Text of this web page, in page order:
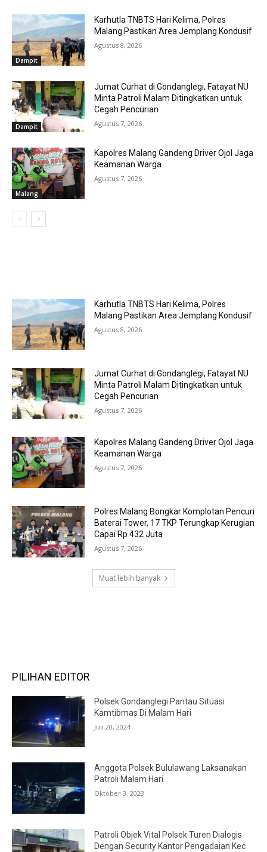
Dampit
Karhutla TNBTS Hari Kelima, Polres
Malang Pastikan Area Jemplang Kondusif
Agustus 8, 2026
Dampit
Jumat Curhat di Gondanglegi, Fatayat NU
Minta Patroli Malam Ditingkatkan untuk
Cegah Pencurian
Agustus 7, 2026
Malang
Kapolres Malang Gandeng Driver Ojol Jaga
Keamanan Warga
Agustus 7, 2026
Karhutla TNBTS Hari Kelima, Polres
Malang Pastikan Area Jemplang Kondusif
Agustus 8, 2026
Jumat Curhat di Gondanglegi, Fatayat NU
Minta Patroli Malam Ditingkatkan untuk
Cegah Pencurian
Agustus 7, 2026
Kapolres Malang Gandeng Driver Ojol Jaga
Keamanan Warga
Agustus 7, 2026
Polres Malang Bongkar Komplotan Pencuri
Baterai Tower, 17 TKP Terungkap Kerugian
Capai Rp 432 Juta
Agustus 7, 2026
Muat lebih banyak
PILIHAN EDITOR
Polsek Gondanglegi Pantau Situasi
Kamtibmas Di Malam Hari
Juli 20, 2024
Anggota Polsek Bululawang Laksanakan
Patroli Malam Hari
Oktober 3, 2023
Patroli Objek Vital Polsek Turen Dialogis
Dengan Security Kantor Pengadaian Kec